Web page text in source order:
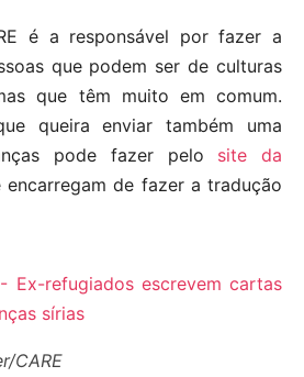
é a responsável por fazer a
que podem ser de culturas
que têm muito em comum.
queira enviar também uma
pode fazer pelo site da
encarregam de fazer a tradução
CARE